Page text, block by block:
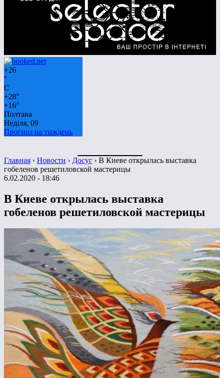
+26
°
C
+28°
+16°
Полтава
Неділя, 09
Прогноз на тиждень
Главная › Новости › Досуг › В Киеве открылась выставка
гобеленов решетиловской мастерицы
6.02.2020 - 18:46
В Киеве открылась выставка
гобеленов решетиловской мастерицы